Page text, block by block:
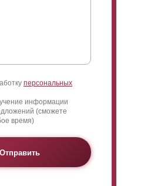
кто проходит мимо вашего
персональных
информации
(сможете
время)
Отправить